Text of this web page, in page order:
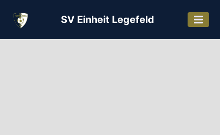
SV Einheit Legefeld